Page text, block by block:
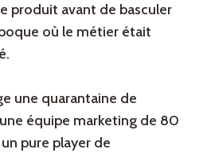
produit avant de basculer
où le métier était
une quarantaine de
équipe marketing de 80
pure player de